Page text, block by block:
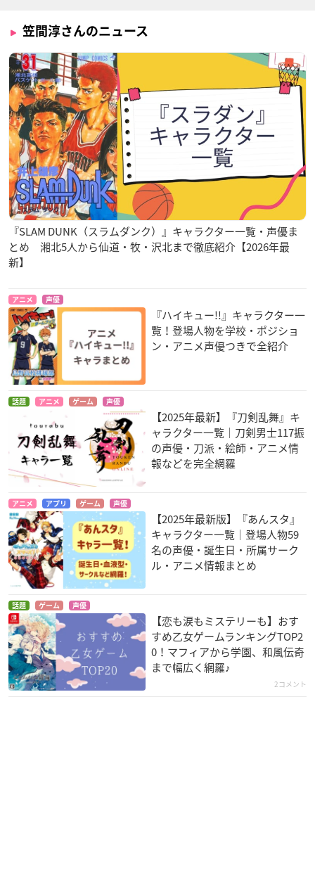
笠間淳さんのニュース
『SLAM DUNK（スラムダンク）』キャラクター一覧・声優ま
とめ 湘北5人から仙道・牧・沢北まで徹底紹介【2026年最
新】
アニメ 声優
『ハイキュー!!』キャラクター一
覧！登場人物を学校・ポジショ
ン・アニメ声優つきで全紹介
話題 アニメ ゲーム 声優
【2025年最新】『刀剣乱舞』キ
ャラクター一覧｜刀剣男士117振
の声優・刀派・絵師・アニメ情
報などを完全網羅
アニメ アプリ ゲーム 声優
【2025年最新版】『あんスタ』
キャラクター一覧｜登場人物59
名の声優・誕生日・所属サーク
ル・アニメ情報まとめ
話題 ゲーム 声優
【恋も涙もミステリーも】おす
すめ乙女ゲームランキングTOP2
0！マフィアから学園、和風伝奇
まで幅広く網羅♪
2コメント